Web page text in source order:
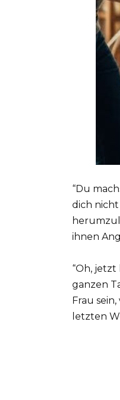
“Du
dich nicht
ihnen
“Oh,
ganzen
Frau
letzten